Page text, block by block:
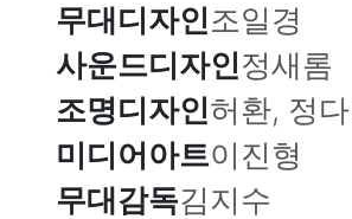
무대디자인조일경
사운드디자인정새롬
조명디자인허환, 정
미디어아트이진형
무대감독김지수